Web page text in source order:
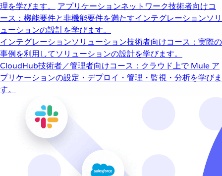
理を学びます。
アプリケーションネットワーク技術者向けコ
ース：機能要件と非機能要件を満たすインテグレーションソリ
ューションの設計を学びます。
インテグレーションソリューション技術者向けコース：実際の
事例を利用してソリューションの設計を学びます。
CloudHub技術者／管理者向けコース：クラウド上で Mule ア
プリケーションの設定・デプロイ・管理・監視・分析を学びま
す。